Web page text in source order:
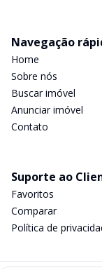
Navegação
Home
Sobre nós
Buscar imóvel
Anunciar imóvel
Contato
Suporte ao
Favoritos
Comparar
Política de